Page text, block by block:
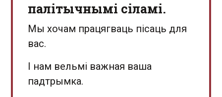
палітычнымі сіламі.
Мы хочам працягваць пісаць для
вас.
І нам вельмі важная ваша
падтрымка.